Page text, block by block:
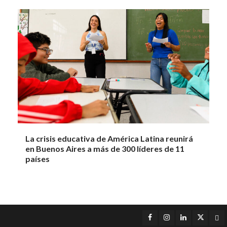
La crisis educativa de América Latina reunirá
en Buenos Aires a más de 300 líderes de 11
países
Facebook
Instagram
LinkedInTwitter